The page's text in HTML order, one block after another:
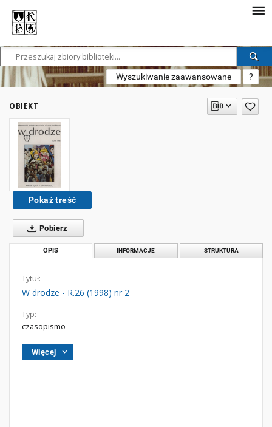
Wyszukiwanie zaawansowane ?
OBIEKT
Pokaż treść
Pobierz
OPIS INFORMACJE STRUKTURA
Tytuł:
W drodze - R.26 (1998) nr 2
Typ:
czasopismo
Więcej